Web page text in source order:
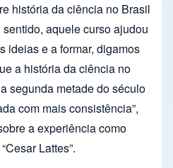
história da ciência no Brasil
aquele curso ajudou
ideias e a formar, digamos
a história da ciência no
segunda metade do século
com mais consistência”,
a experiência como
Lattes”.